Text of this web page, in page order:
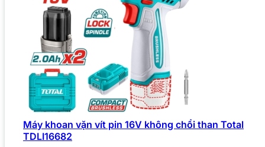
Máy khoan vặn vít pin 16V không chổi than Total
TDLI16682